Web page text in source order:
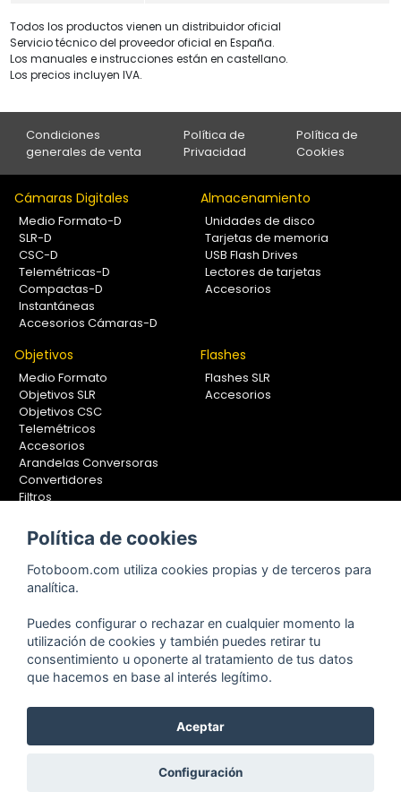
Todos los productos vienen un distribuidor oficial
Servicio técnico del proveedor oficial en España.
Los manuales e instrucciones están en castellano.
Los precios incluyen IVA.
Condiciones
generales de venta
Política de
Privacidad
Política de
Cookies
Cámaras Digitales
Medio Formato-D
SLR-D
CSC-D
Telemétricas-D
Compactas-D
Instantáneas
Accesorios Cámaras-D
Almacenamiento
Unidades de disco
Tarjetas de memoria
USB Flash Drives
Lectores de tarjetas
Accesorios
Objetivos
Medio Formato
Objetivos SLR
Objetivos CSC
Telemétricos
Accesorios
Arandelas Conversoras
Convertidores
Filtros
Calibradores
Flashes
Flashes SLR
Accesorios
Soportes Fotografía
Monopiés
Trípodes
Kit Completos
Accesorios
Copyright © 2001-2024, Fotoboom, Fotonet, S.L. CIF. B-83430587
C/ San Romualdo Nº26 - 28037 Madrid - España
304 28 94. Cualquier comentario o sugerencia nos la puedes
Política de cookies
Fotoboom.com utiliza cookies propias y de terceros para
analítica.
Puedes configurar o rechazar en cualquier momento la
utilización de cookies y también puedes retirar tu
consentimiento u oponerte al tratamiento de tus datos
que hacemos en base al interés legítimo.
Aceptar
Configuración